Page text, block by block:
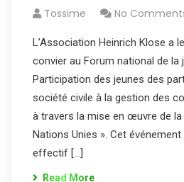
Tossime No
L’Association Heinrich Klose a
convier au Forum national de la
Participation des jeunes des
société civile à la gestion des
à travers la mise en œuvre de
Nations Unies ». Cet
effectif […]
Read More